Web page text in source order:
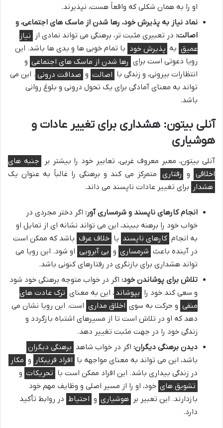
او را به همان شکلی که واقعاً هست، نپذیرند.
نماد نیاز به پذیرش خود، رها شدن از ماسک های اجتماعی، و
اصالت: در تعبیری مثبت تر، برهنگی می تواند نمادی از نیاز
عمیق به پذیرش خود با تمام خوبی ها و بدی ها باشد. این
رویا دعوتی است برای رها شدن از ماسک های اجتماعی و
انتظارات بیرونی، و زندگی با اصالت و صداقت درونی . این می
تواند به معنای آمادگی برای یک تحول درونی و بلوغ روانی
باشد.
آنلی بیتون: هشداری برای تغییر عادات و
هوشیاری
آنلی بیتون، معبر معروف غربی، تعابیر خود را بیشتر بر
جنبه های
اخلاقی
و رفتاری متمرکز می کند و برهنگی را غالباً به عنوان یک
هشدار برای تغییر عادات ناپسند می داند.
انجام کارهای ناپسند و شرمساری آور: اگر دختر مجردی در
خواب خود را برهنه ببیند، این می تواند نشانه ای از تمایل او
به انجام کارهای ناپسند یا خلاف عرف باشد که ممکن است
در آینده باعث شرمساری و بی آبرویی او شود. این رویا می
تواند هشداری برای بازنگری در رفتارهای کنونی باشد.
تلاش برای پوشاندن خود: اگر در خواب متوجه برهنگی خود شود
و سعی کند خود را بپوشاند ، این به معنای ترک عادت های
منفی و حرکت به سوی اخلاق مداری است. این رویا نشان می
دهد که او در تلاش است تا از مسیرهای اشتباه بازگردد و
زندگی خود را در جهت مثبت تغییر دهد.
دیدن برهنگی دیگران: اگر در خواب شاهد برهنگی دیگران
باشد، این می تواند به معنای مواجهه با افراد فریبکار و مکار
در زندگی بیداری باشد. این افراد ممکن است با تحریکات و
تشویق های خود، او را از مسیر اصلی و وظایف مهم خود
بازدارند. این تعبیر بر هوشیاری و احتیاط در روابط تأکید
دارد.